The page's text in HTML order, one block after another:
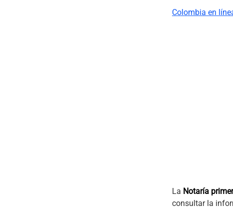
Colombia en
La Notaría
consultar la